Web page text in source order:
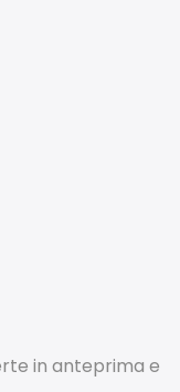
in anteprima e